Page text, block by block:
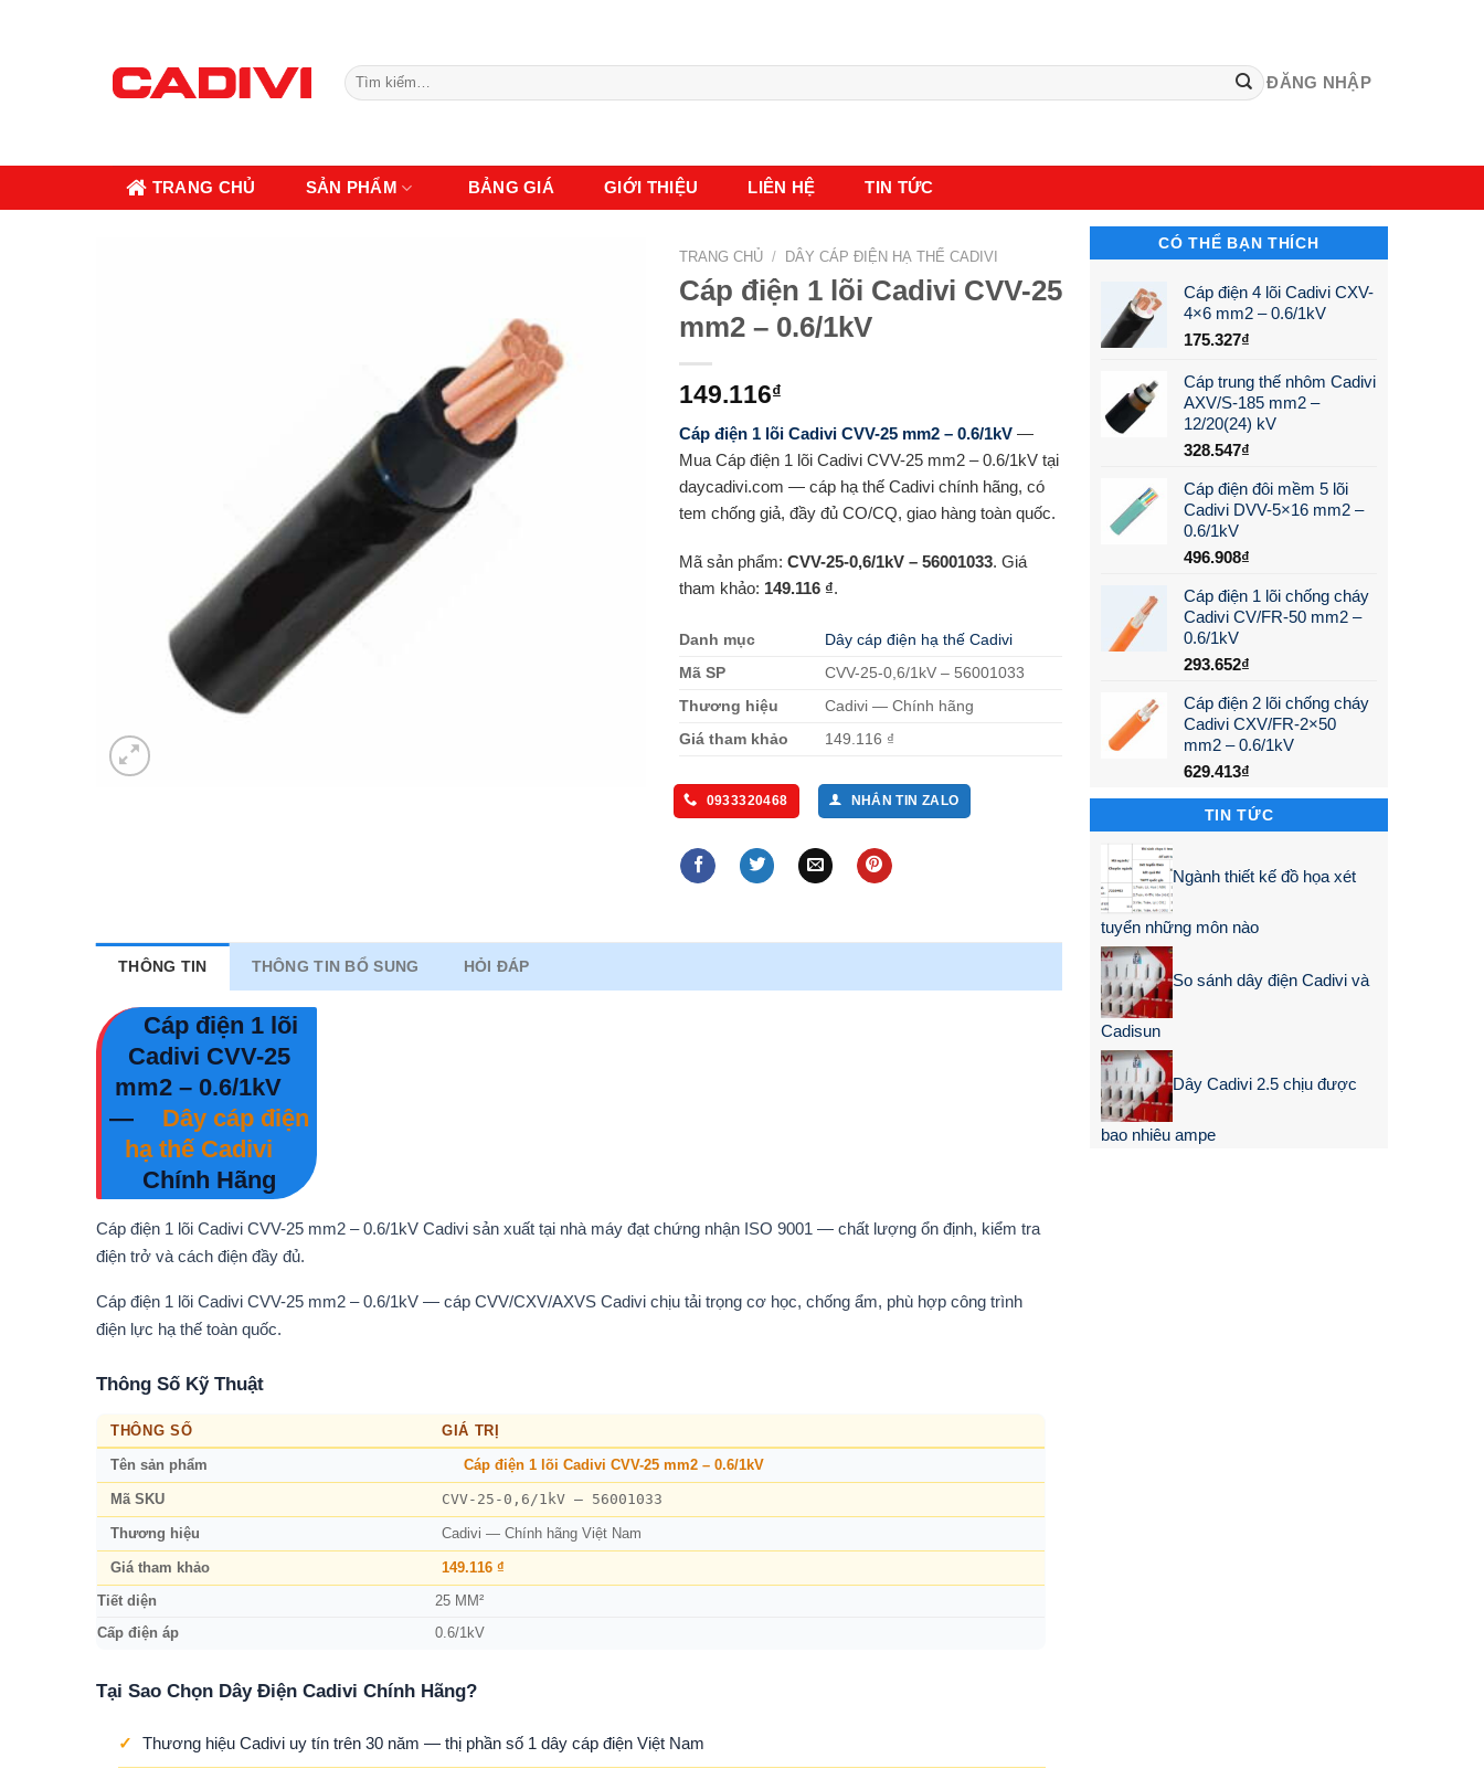
Tìm
kiếm:
ĐĂNG NHẬP
TRANG CHỦ SẢN PHẨM BẢNG GIÁ GIỚI THIỆU LIÊN HỆ TIN TỨC
CÓ THỂ BẠN THÍCH
Cáp điện 4 lõi Cadivi CXV-
4×6 mm2 – 0.6/1kV
175.327₫
Cáp trung thế nhôm Cadivi
AXV/S-185 mm2 –
12/20(24) kV
328.547₫
Cáp điện đôi mềm 5 lõi
Cadivi DVV-5×16 mm2 –
0.6/1kV
496.908₫
Cáp điện 1 lõi chống cháy
Cadivi CV/FR-50 mm2 –
0.6/1kV
293.652₫
Cáp điện 2 lõi chống cháy
Cadivi CXV/FR-2×50
mm2 – 0.6/1kV
629.413₫
TIN TỨC
Ngành thiết kế đồ họa xét
tuyển những môn nào
So sánh dây điện Cadivi và
Cadisun
Dây Cadivi 2.5 chịu được
bao nhiêu ampe
TRANG CHỦ / DÂY CÁP ĐIỆN HẠ THẾ CADIVI
Cáp điện 1 lõi Cadivi CVV-25
mm2 – 0.6/1kV
149.116₫
Cáp điện 1 lõi Cadivi CVV-25 mm2 – 0.6/1kV—
Mua Cáp điện 1 lõi Cadivi CVV-25 mm2 – 0.6/1kV tại
daycadivi.com — cáp hạ thế Cadivi chính hãng, có
tem chống giả, đầy đủ CO/CQ, giao hàng toàn quốc.
Mã sản phẩm: CVV-25-0,6/1kV – 56001033. Giá
tham khảo: 149.116 ₫.
Danh mục
Dây cáp điện hạ thế Cadivi
Mã SP
CVV-25-0,6/1kV – 56001033
Thương hiệu
Cadivi — Chính hãng
Giá tham khảo
149.116 ₫
0933320468 NHẮN TIN ZALO
THÔNG TIN THÔNG TIN BỔ SUNG HỎI ĐÁP
Cáp điện 1 lõi
Cadivi CVV-25
mm2 – 0.6/1kV
—
Dây cáp điện
hạ thế Cadivi
Chính Hãng
Cáp điện 1 lõi Cadivi CVV-25 mm2 – 0.6/1kV Cadivi sản xuất tại nhà máy đạt chứng nhận ISO 9001 — chất lượng ổn định, kiểm tra
điện trở và cách điện đầy đủ.
Cáp điện 1 lõi Cadivi CVV-25 mm2 – 0.6/1kV — cáp CVV/CXV/AXVS Cadivi chịu tải trọng cơ học, chống ẩm, phù hợp công trình
điện lực hạ thế toàn quốc.
Thông Số Kỹ Thuật
THÔNG SỐ GIÁ TRỊ
Tên sản phẩm Cáp điện 1 lõi Cadivi CVV-25 mm2 – 0.6/1kV
Mã SKU CVV-25-0,6/1kV – 56001033
Thương hiệu Cadivi — Chính hãng Việt Nam
Giá tham khảo 149.116 ₫
Tiết diện 25 MM²
Cấp điện áp 0.6/1kV
Tại Sao Chọn Dây Điện Cadivi Chính Hãng?
✓ Thương hiệu Cadivi uy tín trên 30 năm — thị phần số 1 dây cáp điện Việt Nam